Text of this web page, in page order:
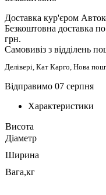
Доставка кур'єром
Безкоштовна доставка
грн.
Самовивіз з відділень
Делівері, Кат Карго, Нова
Відправимо 07 серпня
Характеристики
Висота
Діаметр
Ширина
Вага,кг